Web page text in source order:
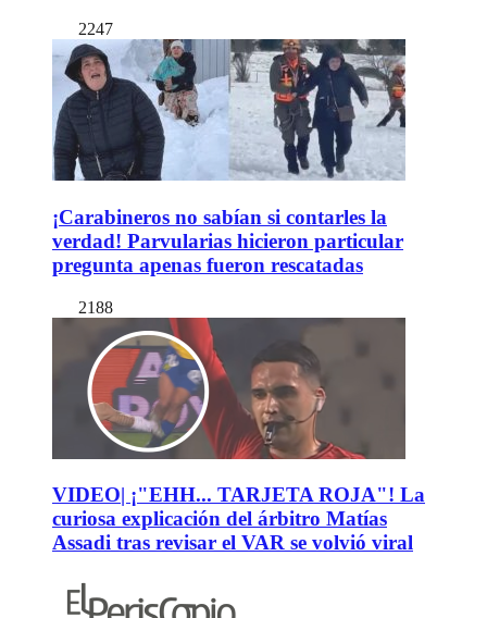
2247
¡Carabineros no sabían si contarles la
verdad! Parvularias hicieron particular
pregunta apenas fueron rescatadas
2188
VIDEO| ¡"EHH... TARJETA ROJA"! La
curiosa explicación del árbitro Matías
Assadi tras revisar el VAR se volvió viral